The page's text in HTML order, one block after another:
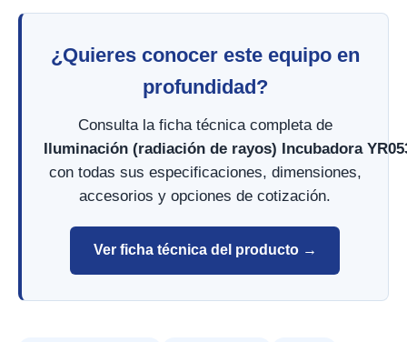
¿Quieres conocer este equipo en
profundidad?
Consulta la ficha técnica completa de
Iluminación (radiación de rayos) Incubadora
con todas sus especificaciones, dimensiones,
accesorios y opciones de cotización.
Ver ficha técnica del producto →